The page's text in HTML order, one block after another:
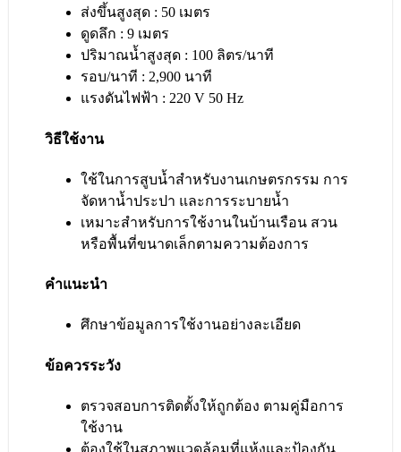
ส่งขึ้นสูงสุด : 50 เมตร
ดูดลึก : 9 เมตร
ปริมาณน้ำสูงสุด : 100 ลิตร/นาที
รอบ/นาที : 2,900 นาที
แรงดันไฟฟ้า : 220 V 50 Hz
วิธีใช้งาน
ใช้ในการสูบน้ำสำหรับงานเกษตรกรรม การ
จัดหาน้ำประปา และการระบายน้ำ
เหมาะสำหรับการใช้งานในบ้านเรือน สวน
หรือพื้นที่ขนาดเล็กตามความต้องการ
คำแนะนำ
ศึกษาข้อมูลการใช้งานอย่างละเอียด
ข้อควรระวัง
ตรวจสอบการติดตั้งให้ถูกต้อง ตามคู่มือการ
ใช้งาน
ต้องใช้ในสภาพแวดล้อมที่แห้งและป้องกัน